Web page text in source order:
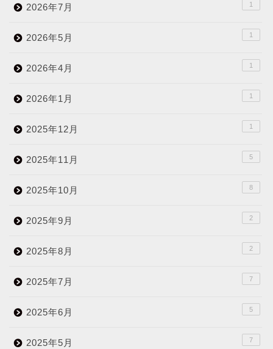
2026年7月 1
2026年5月 1
2026年4月 1
2026年1月 1
2025年12月 1
2025年11月 5
2025年10月 8
2025年9月 2
2025年8月 2
2025年7月 7
2025年6月 5
2025年5月 7